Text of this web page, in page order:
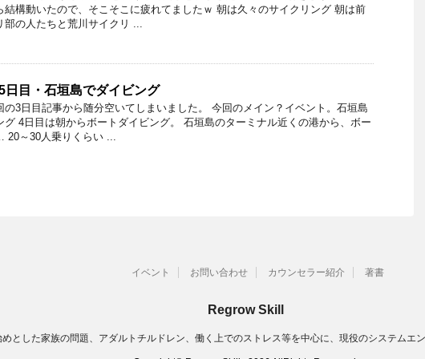
結構動いたので、そこそこに疲れてましたｗ 朝は久々のサイクリング 朝は前
部の人たちと荒川サイクリ ...
日目・石垣島でダイビング
の3日目記事から随分空いてしまいました。 今回のメイン？イベント。石垣島
グ 4日目は朝からボートダイビング。 石垣島のターミナル近くの港から、ボー
20～30人乗りくらい ...
イベント お問い合わせ カウンセラー紹介 著書
Regrow Skill
とした家族の問題、アダルトチルドレン、働く上でのストレス等を中心に、現役のシステムエ